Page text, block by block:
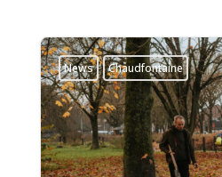
News Chaudfontaine